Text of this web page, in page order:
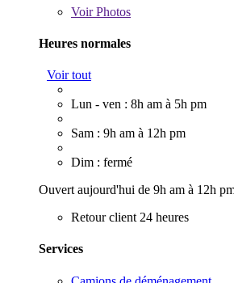
VoirPhotos
Heures normales
Voir tout
Lun - ven : 8h am à 5h pm
Sam : 9h am à 12h pm
Dim : fermé
Ouvert aujourd'hui de 9h am à 12h
Retour client 24 heures
Services